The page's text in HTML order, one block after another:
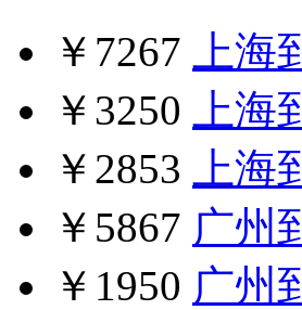
￥7267
上
￥3250
上
￥2853
上
￥5867 广州
￥1950 广州